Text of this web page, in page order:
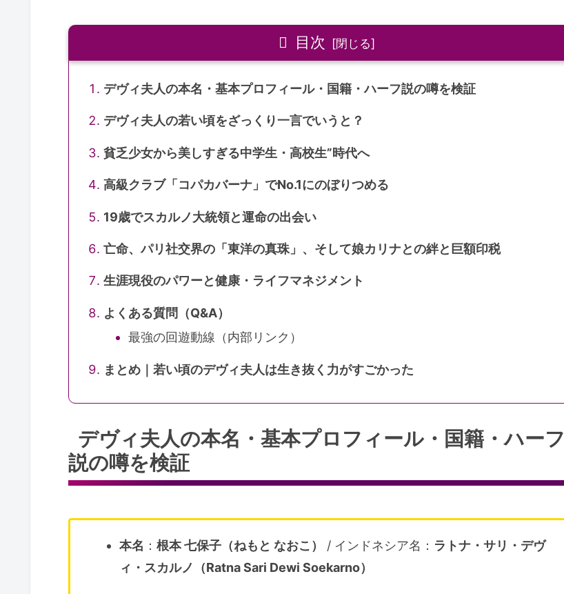
目次
デヴィ夫人の本名・基本プロフィール・国籍・ハーフ説の噂を検証
デヴィ夫人の若い頃をざっくり一言でいうと？
貧乏少女から美しすぎる中学生・高校生”時代へ
高級クラブ「コパカバーナ」でNo.1にのぼりつめる
19歳でスカルノ大統領と運命の出会い
亡命、パリ社交界の「東洋の真珠」、そして娘カリナとの絆と巨額印税
生涯現役のパワーと健康・ライフマネジメント
よくある質問（Q&A）
最強の回遊動線（内部リンク）
まとめ｜若い頃のデヴィ夫人は生き抜く力がすごかった
デヴィ夫人の本名・基本プロフィール・国籍・ハーフ
説の噂を検証
本名 ： 根本 七保子（ねもと なおこ） / インドネシア名： ラトナ・サリ・デヴ
ィ・スカルノ（Ratna Sari Dewi Soekarno）